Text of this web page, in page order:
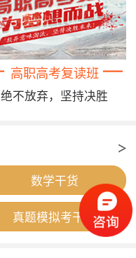
高职高考复读班
绝不放弃，坚持决胜
数学干货
真题模拟考干货